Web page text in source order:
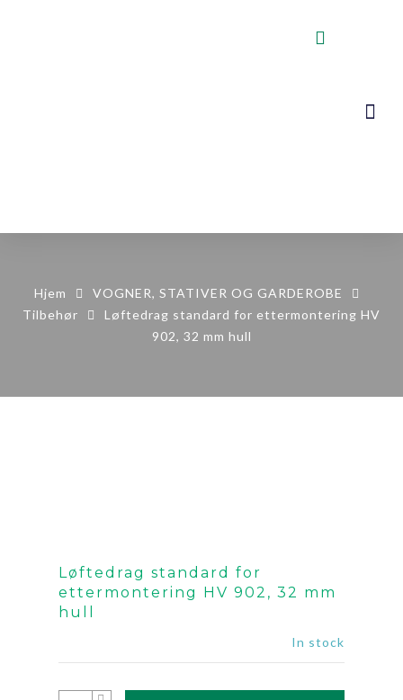
Hjem
VOGNER, STATIVER OG GARDEROBE
Tilbehør
Løftedrag standard for ettermontering HV
902, 32 mm hull
Løftedrag standard for
ettermontering HV 902, 32 mm
hull
In stock